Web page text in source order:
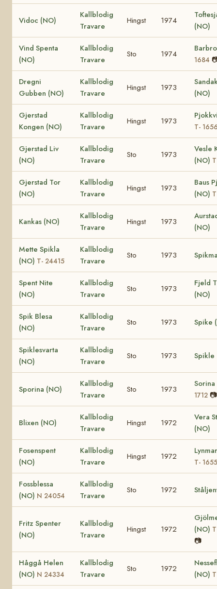
Vidoc (NO)
Kallblodig
Travare
Hingst 1974
(NO)
Vind Spenta
(NO)
Kallblodig
Travare
Sto 1974
1684
Dregni
Gubben (NO)
Kallblodig
Travare
Hingst 1973
(NO)
Gjerstad
Kongen (NO)
Kallblodig
Travare
Hingst 1973
T-
Gjerstad Liv
(NO)
Kallblodig
Travare
Sto 1973
Vesle
(NO)
Gjerstad Tor
(NO)
Kallblodig
Travare
Hingst 1973
Baus
(NO)
Kankas (NO)
Kallblodig
Travare
Hingst 1973
(NO)
Mette Spikla
(NO) T- 24415
Kallblodig
Travare
Sto 1973
Spent Nite
(NO)
Kallblodig
Travare
Sto 1973
Fjeld
(NO)
Spik Blesa
(NO)
Kallblodig
Travare
Sto 1973 Spike
Spiklesvarta
(NO)
Kallblodig
Travare
Sto 1973 Spikle
Sporina (NO)
Kallblodig
Travare
Sto 1973
1712 📷
Blixen (NO)
Kallblodig
Travare
Hingst 1972
Vera
(NO)
Fosenspent
(NO)
Kallblodig
Travare
Hingst 1972
T- 1655
Fossblessa
(NO) N 24054
Kallblodig
Travare
Sto 1972
Fritz Spenter
(NO)
Kallblodig
Travare
Hingst 1972
(NO)
📷
Håggå Helen
(NO) N 24334
Kallblodig
Travare
Sto 1972
(NO)